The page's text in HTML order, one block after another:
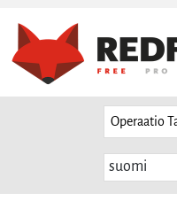
suomi